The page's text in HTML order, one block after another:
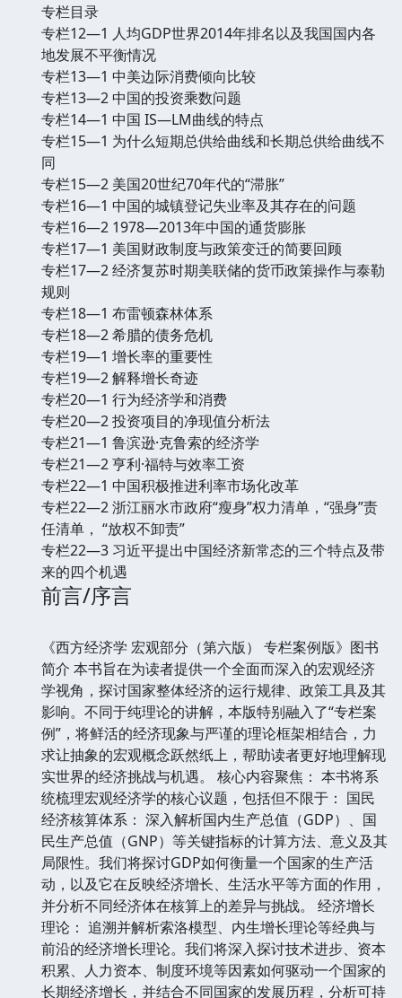
专栏目录
专栏12—1 人均GDP世界2014年排名以及我国国内各
地发展不平衡情况
专栏13—1 中美边际消费倾向比较
专栏13—2 中国的投资乘数问题
专栏14—1 中国 IS—LM曲线的特点
专栏15—1 为什么短期总供给曲线和长期总供给曲线不
同
专栏15—2 美国20世纪70年代的“滞胀”
专栏16—1 中国的城镇登记失业率及其存在的问题
专栏16—2 1978—2013年中国的通货膨胀
专栏17—1 美国财政制度与政策变迁的简要回顾
专栏17—2 经济复苏时期美联储的货币政策操作与泰勒
规则
专栏18—1 布雷顿森林体系
专栏18—2 希腊的债务危机
专栏19—1 增长率的重要性
专栏19—2 解释增长奇迹
专栏20—1 行为经济学和消费
专栏20—2 投资项目的净现值分析法
专栏21—1 鲁滨逊·克鲁索的经济学
专栏21—2 亨利·福特与效率工资
专栏22—1 中国积极推进利率市场化改革
专栏22—2 浙江丽水市政府“瘦身”权力清单，“强身”责
任清单， “放权不卸责”
专栏22—3 习近平提出中国经济新常态的三个特点及带
来的四个机遇
前言/序言
《西方经济学 宏观部分（第六版） 专栏案例版》图书
简介 本书旨在为读者提供一个全面而深入的宏观经济
学视角，探讨国家整体经济的运行规律、政策工具及其
影响。不同于纯理论的讲解，本版特别融入了“专栏案
例”，将鲜活的经济现象与严谨的理论框架相结合，力
求让抽象的宏观概念跃然纸上，帮助读者更好地理解现
实世界的经济挑战与机遇。 核心内容聚焦： 本书将系
统梳理宏观经济学的核心议题，包括但不限于： 国民
经济核算体系： 深入解析国内生产总值（GDP）、国
民生产总值（GNP）等关键指标的计算方法、意义及其
局限性。我们将探讨GDP如何衡量一个国家的生产活
动，以及它在反映经济增长、生活水平等方面的作用，
并分析不同经济体在核算上的差异与挑战。 经济增长
理论： 追溯并解析索洛模型、内生增长理论等经典与
前沿的经济增长理论。我们将深入探讨技术进步、资本
积累、人力资本、制度环境等因素如何驱动一个国家的
长期经济增长，并结合不同国家的发展历程，分析可持